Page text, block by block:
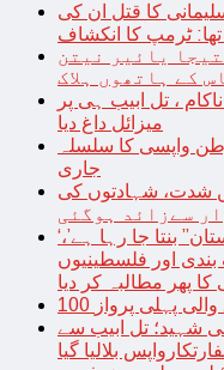
کا قتل ان کی
ٹرمپ کا انکشاف
یائیر نیتن
کے ہاتھوں ہلاک
، تل ابیب ہی پر
میزائل داغ دیا
واپسی کا سلسلہ
جاری
شدت، شہادتوں کی
‘کوئی محفوظ نہیں، غزہ “بچوں کا قبرستان” بنتا جا رہا ہے’،
اور فلسطینیوں
پھر مطالبہ کر دیا
والی پہلی پرواز
ہزار فلسطینی شہید؛ تل ابیب سے
بلالیا گیا